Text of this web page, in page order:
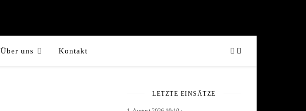
Über uns Kontakt
LETZTE EINSÄTZE